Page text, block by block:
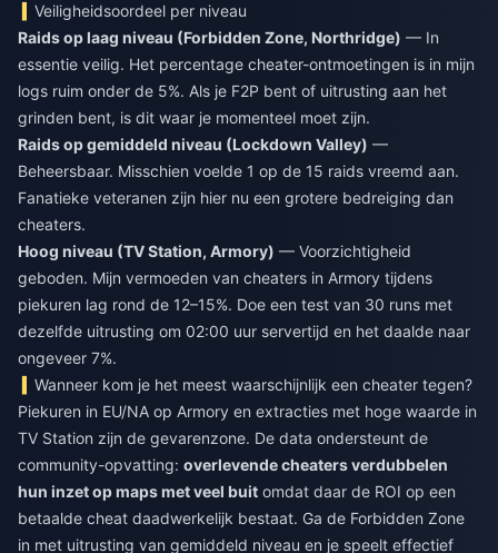
Veiligheidsoordeel per niveau
Raids op laag niveau (Forbidden Zone, Northridge) — In
essentie veilig. Het percentage cheater-ontmoetingen is in mijn
logs ruim onder de 5%. Als je F2P bent of uitrusting aan het
grinden bent, is dit waar je momenteel moet zijn.
Raids op gemiddeld niveau (Lockdown Valley) —
Beheersbaar. Misschien voelde 1 op de 15 raids vreemd aan.
Fanatieke veteranen zijn hier nu een grotere bedreiging dan
cheaters.
Hoog niveau (TV Station, Armory) — Voorzichtigheid
geboden. Mijn vermoeden van cheaters in Armory tijdens
piekuren lag rond de 12–15%. Doe een test van 30 runs met
dezelfde uitrusting om 02:00 uur servertijd en het daalde naar
ongeveer 7%.
Wanneer kom je het meest waarschijnlijk een cheater tegen?
Piekuren in EU/NA op Armory en extracties met hoge waarde in
TV Station zijn de gevarenzone. De data ondersteunt de
community-opvatting: overlevende cheaters verdubbelen
hun inzet op maps met veel buit omdat daar de ROI op een
betaalde cheat daadwerkelijk bestaat. Ga de Forbidden Zone
in met uitrusting van gemiddeld niveau en je speelt effectief